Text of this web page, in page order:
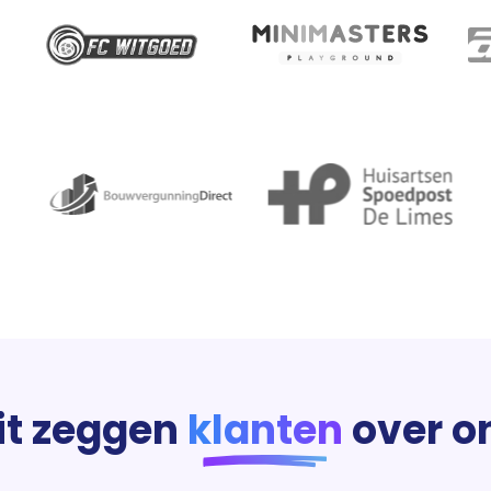
zeggen klanten over